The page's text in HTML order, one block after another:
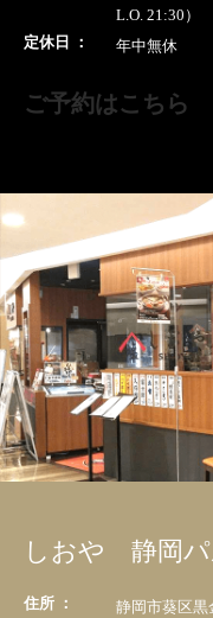
L.O. 21:30）
定休日 ：
年中無休
ご予約はこちら
しおや 静岡パ
住所 ：
静岡市葵区黒